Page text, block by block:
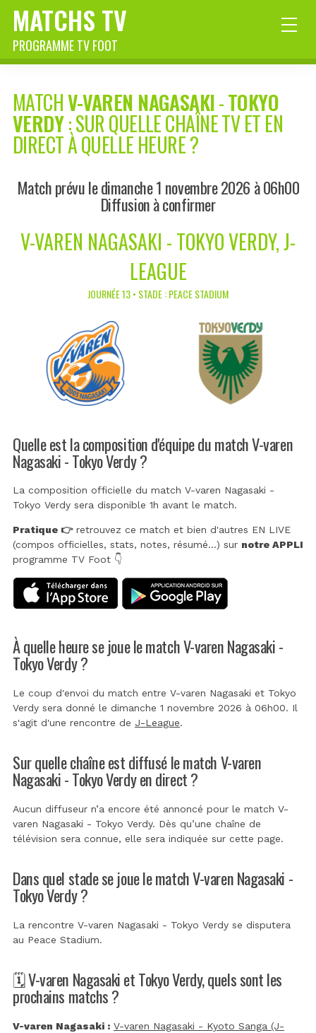
MATCHS TV
PROGRAMME TV FOOT
MATCHV-VAREN NAGASAKI-TOKYO
VERDY: SUR QUELLE CHAÎNE TV ET EN
DIRECT À QUELLE HEURE ?
Match prévu le dimanche 1 novembre 2026 à 06h00
Diffusion à confirmer
V-VAREN NAGASAKI - TOKYO VERDY, J-
LEAGUE
JOURNÉE 13 • STADE : PEACE STADIUM
Quelle est la composition d'équipe du match V-varen
Nagasaki - Tokyo Verdy ?
La composition officielle du match V-varen Nagasaki -
Tokyo Verdy sera disponible 1h avant le match.
Pratique 👉retrouvez ce match et bien d'autres EN LIVE
(compos officielles, stats, notes, résumé...) sur notre APPLI
programme TV Foot 👇
À quelle heure se joue le match V-varen Nagasaki -
Tokyo Verdy ?
Le coup d'envoi du match entre V-varen Nagasaki et Tokyo
Verdy sera donné le dimanche 1 novembre 2026 à 06h00. Il
s'agit d'une rencontre de J-League.
Sur quelle chaîne est diffusé le match V-varen
Nagasaki - Tokyo Verdy en direct ?
Aucun diffuseur n’a encore été annoncé pour le match V-
varen Nagasaki - Tokyo Verdy. Dès qu’une chaîne de
télévision sera connue, elle sera indiquée sur cette page.
Dans quel stade se joue le match V-varen Nagasaki -
Tokyo Verdy ?
La rencontre V-varen Nagasaki - Tokyo Verdy se disputera
au Peace Stadium.
🗓️ V-varen Nagasaki et Tokyo Verdy, quels sont les
prochains matchs ?
V-varen Nagasaki : V-varen Nagasaki - Kyoto Sanga (J-